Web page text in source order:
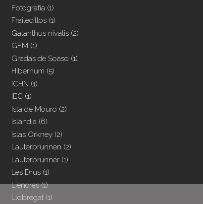
Fotografía (1)
Frailecillos (1)
Galanthus nivalis (2)
GFM (1)
Gradas de Soaso (1)
Hibernum (5)
ICHN (1)
IEC (1)
Isla de Mouro (2)
Islandia (6)
Islas Orkney (2)
Lauterbrunnen (2)
Lauterbrunner (1)
Les Drus (1)
Liencres(1)
Llobregat (1)